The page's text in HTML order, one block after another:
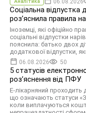
Аналітика 06.08.2026
Соціальна відпустка
роз’яснила правила
Іноземці, які офіційно
соціальні відпустки
пояснила: батько двох
додаткової відпустки,
06.08.2026 50
5 статусів
роз’яснення від ПФУ
Е-лікарняний проходить
що означають статуси
коли виплачуються